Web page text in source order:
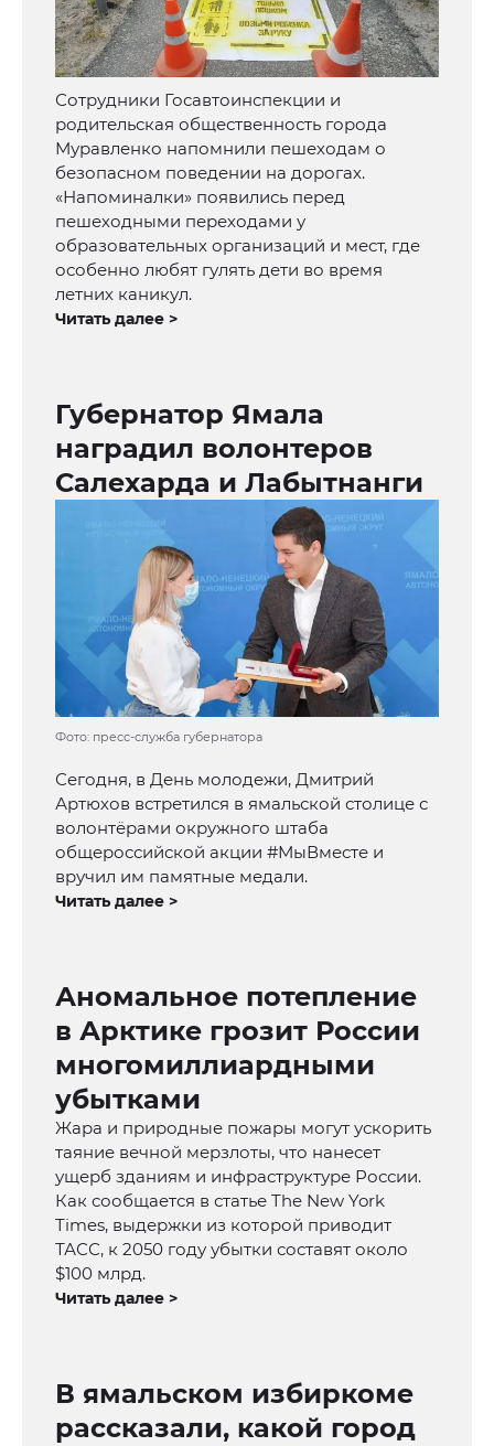
Сотрудники Госавтоинспекции и
родительская общественность города
Муравленко напомнили пешеходам о
безопасном поведении на дорогах.
«Напоминалки» появились перед
пешеходными переходами у
образовательных организаций и мест, где
особенно любят гулять дети во время
летних каникул.
Читать далее >
Губернатор Ямала
наградил волонтеров
Салехарда и Лабытнанги
Фото: пресс-служба губернатора
Сегодня, в День молодежи, Дмитрий
Артюхов встретился в ямальской столице с
волонтёрами окружного штаба
общероссийской акции #МыВместе и
вручил им памятные медали.
Читать далее >
Аномальное потепление
в Арктике грозит России
многомиллиардными
убытками
Жара и природные пожары могут ускорить
таяние вечной мерзлоты, что нанесет
ущерб зданиям и инфраструктуре России.
Как сообщается в статье The New York
Times, выдержки из которой приводит
ТАСС, к 2050 году убытки составят около
$100 млрд.
Читать далее >
В ямальском избиркоме
рассказали, какой город